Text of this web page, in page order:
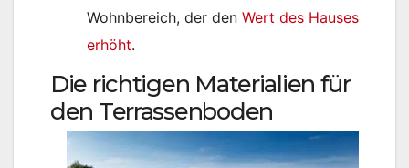
Wohnbereich, der den Wert des Hauses
erhöht.
Die richtigen Materialien für
den Terrassenboden